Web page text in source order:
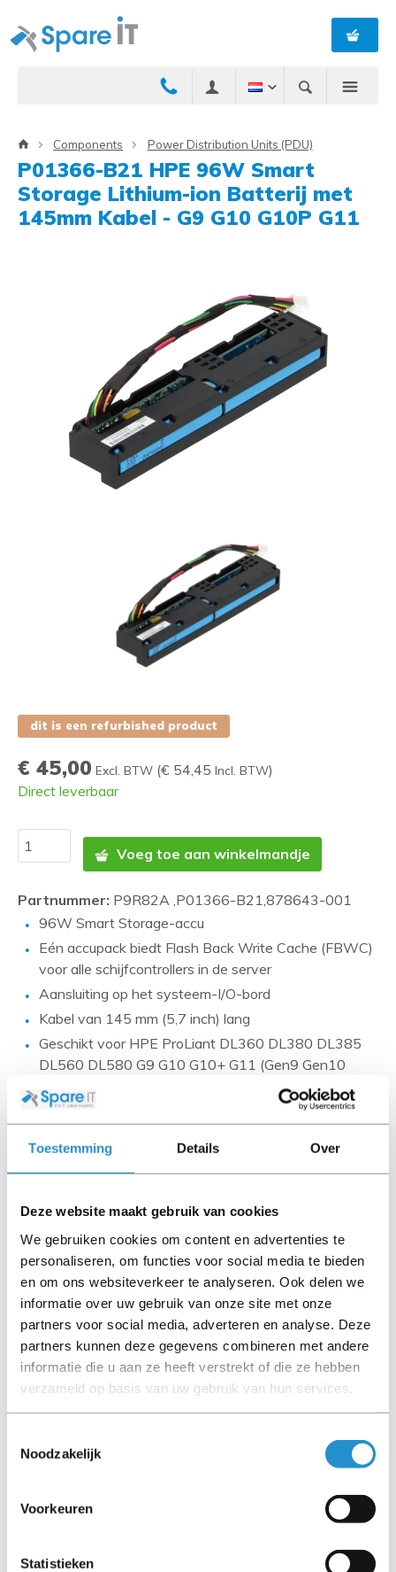
Toestemming Details Over
Deze website maakt gebruik van cookies
We gebruiken cookies om content en advertenties te
personaliseren, om functies voor social media te bieden
en om ons websiteverkeer te analyseren. Ook delen we
informatie over uw gebruik van onze site met onze
partners voor social media, adverteren en analyse. Deze
partners kunnen deze gegevens combineren met andere
informatie die u aan ze heeft verstrekt of die ze hebben
verzameld op basis van uw gebruik van hun services.
Noodzakelijk
Voorkeuren
Statistieken
Components Power Distribution Units (PDU)
P01366-B21 HPE 96W Smart
Storage Lithium-ion Batterij met
145mm Kabel - G9 G10 G10P G11
dit is een refurbished product
€ 45,00 Excl. BTW (€ 54,45 Incl. BTW)
Direct leverbaar
Voeg toe aan winkelmandje
Partnummer: P9R82A ,P01366-B21,878643-001
96W Smart Storage-accu
Eén accupack biedt Flash Back Write Cache (FBWC)
voor alle schijfcontrollers in de server
Aansluiting op het systeem-I/O-bord
Kabel van 145 mm (5,7 inch) lang
Geschikt voor HPE ProLiant DL360 DL380 DL385
DL560 DL580 G9 G10 G10+ G11 (Gen9 Gen10
Gen10Plus Gen11)
probeert dit zo correct mogelijk weer te geven.
Product foto’s en specificaties worden beschikbaar
gesteld door Universele Databases en zijn vaak
gebaseerd op nieuwe producten.
Wanneer het artikel een 'Refurbished product' betreft is
deze door ons getest en heeft het een A-grade conditie
(tenzij anders aangegeven). Bij Refurbished artikelen zijn
kabels, software media en handleidingen niet inbegrepen
(tenzij anders aangegeven).
Let goed op de productbeschrijving en neem bij vragen
Omschrijving